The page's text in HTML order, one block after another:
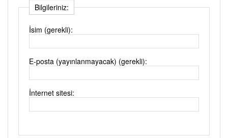
Bilgileriniz:
İsim (gerekli):
E-posta (yayınlanmayacak) (gerekli):
İnternet sitesi: